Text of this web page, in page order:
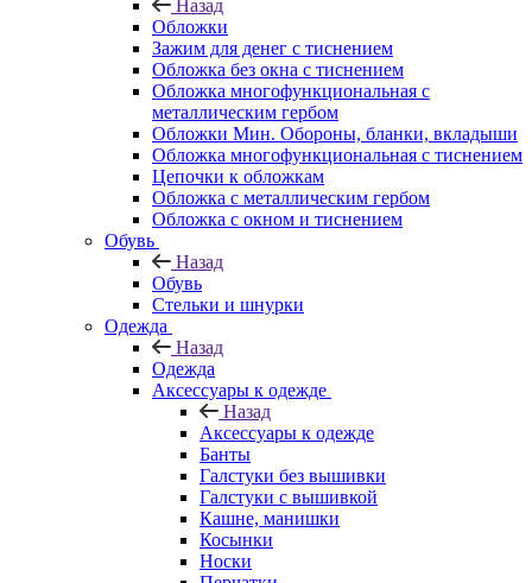
Назад
Обложки
Зажим для денег с тиснением
Обложка без окна с тиснением
Обложка многофункциональная с
металлическим гербом
Обложки Мин. Обороны, бланки, вкладыши
Обложка многофункциональная с тиснением
Цепочки к обложкам
Обложка с металлическим гербом
Обложка с окном и тиснением
Обувь
Назад
Обувь
Стельки и шнурки
Одежда
Назад
Одежда
Аксессуары к одежде
Назад
Аксессуары к одежде
Банты
Галстуки без вышивки
Галстуки с вышивкой
Кашне, манишки
Косынки
Носки